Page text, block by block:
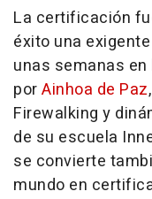
La certificación
éxito una
unas semanas
porAinhoa de Paz
Firewalking y
de su escuela
se convierte
mundo en